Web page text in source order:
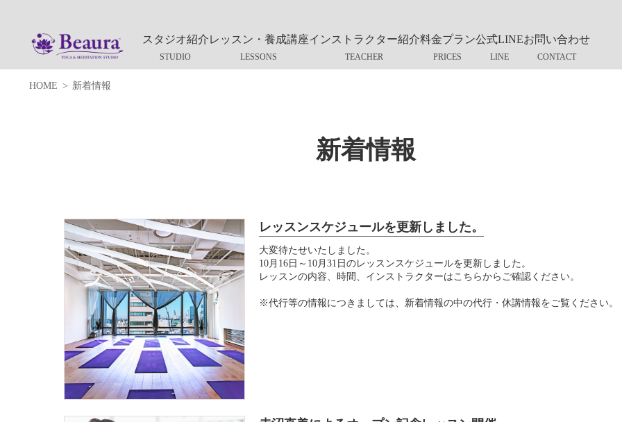
スタジオ紹介レッスン・養成講座インストラクター紹介料金プラン公式LINEお問い合わせ
HOME 新着情報
新着情報
レッスンスケジュールを更新しました。
大変待たせいたしました。
10月16日～10月31日のレッスンスケジュールを更新しました。
レッスンの内容、時間、インストラクターはこちらからご確認ください。
※代行等の情報につきましては、新着情報の中の代行・休講情報をご覧ください。